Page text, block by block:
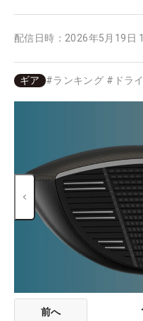
配信日時： 2026年5月19日
ギア #ランキング # ドラ
前へ